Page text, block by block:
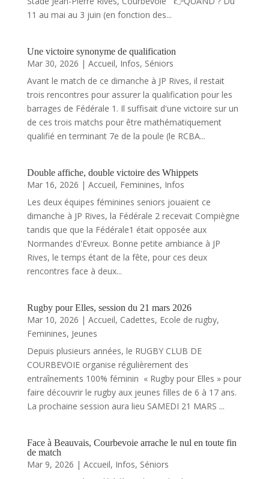
11 au mai au 3 juin (en fonction des...
Une victoire synonyme de qualification
Mar 30, 2026 | Accueil, Infos, Séniors
Avant le match de ce dimanche à JP Rives, il restait
trois rencontres pour assurer la qualification pour les
barrages de Fédérale 1. Il suffisait d'une victoire sur un
de ces trois matchs pour être mathématiquement
qualifié en terminant 7e de la poule (le RCBA...
Double affiche, double victoire des Whippets
Mar 16, 2026 | Accueil, Feminines, Infos
Les deux équipes féminines seniors jouaient ce
dimanche à JP Rives, la Fédérale 2 recevait Compiègne
tandis que que la Fédérale1 était opposée aux
Normandes d'Evreux. Bonne petite ambiance à JP
Rives, le temps étant de la fête, pour ces deux
rencontres face à deux...
Rugby pour Elles, session du 21 mars 2026
Mar 10, 2026 | Accueil, Cadettes, Ecole de rugby,
Feminines, Jeunes
Depuis plusieurs années, le RUGBY CLUB DE
COURBEVOIE organise régulièrement des
entraînements 100% féminin « Rugby pour Elles » pour
faire découvrir le rugby aux jeunes filles de 6 à 17 ans.
La prochaine session aura lieu SAMEDI 21 MARS ...
Face à Beauvais, Courbevoie arrache le nul en toute fin
de match
Mar 9, 2026 | Accueil, Infos, Séniors